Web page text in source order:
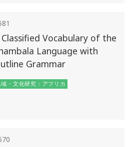
Classified Vocabulary of the
Language with
Grammar
・文化研究：アフリカ